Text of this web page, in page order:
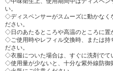
い。
◇ディスペンサーがスムーズに動かなく
ださい。
◇日のあたるところや高温のところに置
◇ご使用時やレフィル交換時、または持
ださい。
◇衣服についた場合は、すぐに洗剤でて
◇使用量が少ないと、十分な紫外線防御